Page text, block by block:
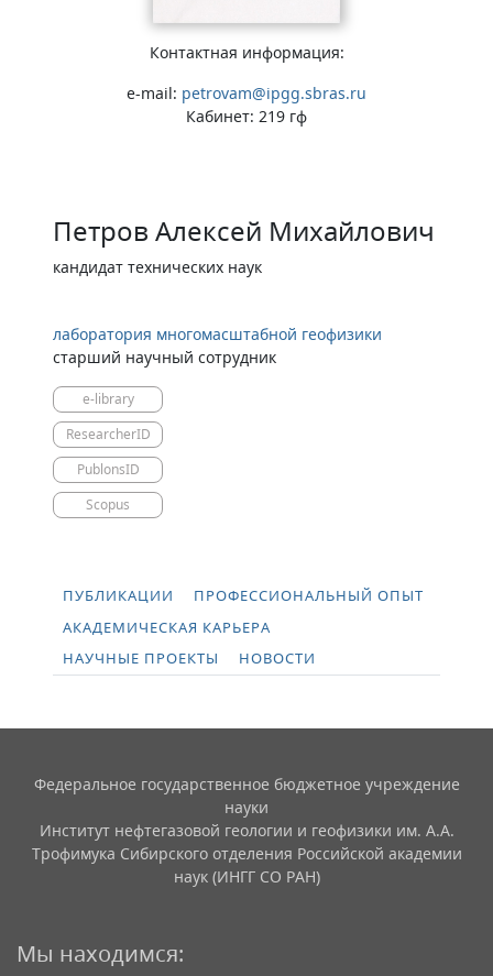
Контактная информация:
e-mail: petrovam@ipgg.sbras.ru
Кабинет: 219 гф
Петров Алексей Михайлович
кандидат технических наук
лаборатория многомасштабной геофизики
старший научный сотрудник
e-library
ResearcherID
PublonsID
Scopus
ПУБЛИКАЦИИ
ПРОФЕССИОНАЛЬНЫЙ ОПЫТ
АКАДЕМИЧЕСКАЯ КАРЬЕРА
НАУЧНЫЕ ПРОЕКТЫ
НОВОСТИ
Федеральное государственное бюджетное учреждение
науки
Институт нефтегазовой геологии и геофизики им. А.А.
Трофимука Сибирского отделения Российской академии
наук (ИНГГ СО РАН)
Мы находимся: